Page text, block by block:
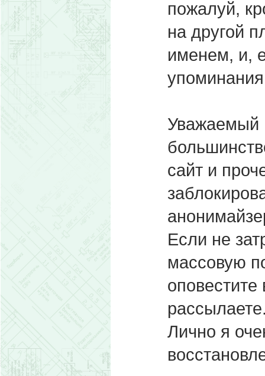
пожалуй,
на другой
именем, и,
Уважаемый
сайт и
Если не
массовую
Лично я